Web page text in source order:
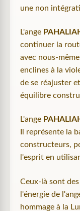
une non
L'ange
continuer la
avec nous-
enclines à la
de se réajuster
équilibre
L'ange
Il représente la
constructeurs,
l'esprit en
Ceux-là sont
l'énergie de
hommage à la